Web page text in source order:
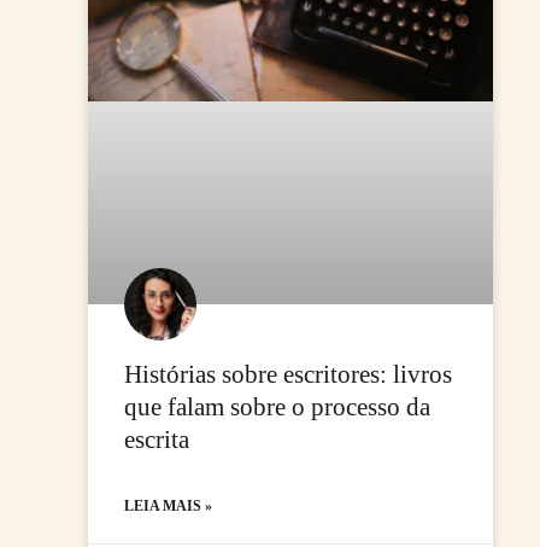
Histórias sobre escritores: livros
que falam sobre o processo da
escrita
LEIA MAIS »